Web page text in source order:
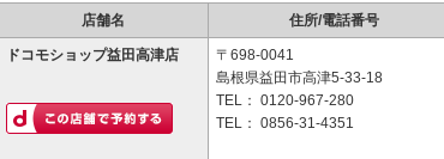
店舗名 住所/電話番号
ドコモショップ益田高津店
〒698-0041
島根県益田市高津5-33-18
TEL： 0120-967-280
TEL： 0856-31-4351